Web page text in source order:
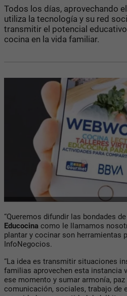
Todos los días, aprovechando
utiliza la tecnología y su red
transmitir el potencial
cocina en la vida familiar.
“Queremos difundir las bondades
Educocina como le llamamos
plantar y cocinar son herramientas
InfoNegocios.
“La idea es transmitir situaciones
familias aprovechen esta instancia
ese momento y sumar armonía,
comunicación, sociales, trabajo de